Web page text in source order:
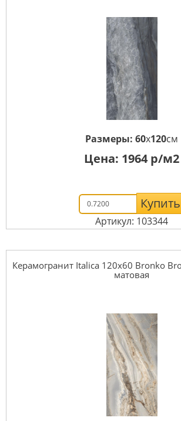
Размеры: 60x120см
Цена: 1964 р/м2
Купить
Артикул: 103344
Керамогранит Italica 120x60 Bronko
матовая